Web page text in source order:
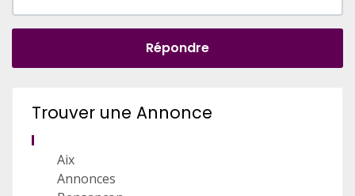
Répondre
Trouver une Annonce
Aix
Annonces